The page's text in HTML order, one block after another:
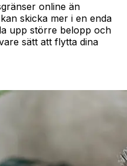
online än
skicka mer i en enda
upp större belopp och
sätt att flytta dina